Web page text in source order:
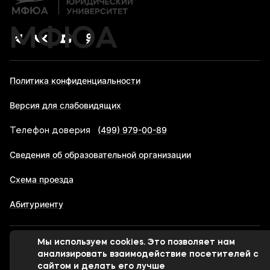
МФЮА
Политика конфиденциальности
Версия для слабовидящих
Телефон доверия (499) 979-00-89
Сведения об образовательной организации
Схема проезда
Абитуриенту
© 1998-2026 Московский финансово-юридический
университет МФЮА
Мы используем cookies. Это позволяет нам
анализировать взаимодействие посетителей с
сайтом и делать его лучше